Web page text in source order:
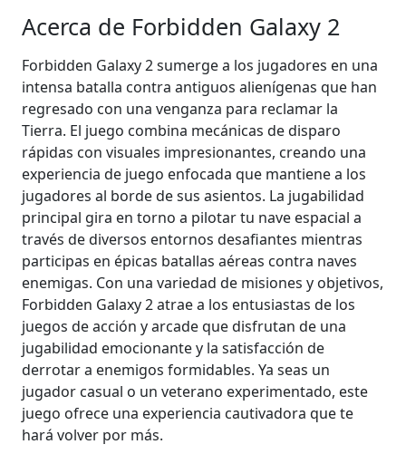
Acerca de Forbidden Galaxy 2
Forbidden Galaxy 2 sumerge a los jugadores en una
intensa batalla contra antiguos alienígenas que han
regresado con una venganza para reclamar la
Tierra. El juego combina mecánicas de disparo
rápidas con visuales impresionantes, creando una
experiencia de juego enfocada que mantiene a los
jugadores al borde de sus asientos. La jugabilidad
principal gira en torno a pilotar tu nave espacial a
través de diversos entornos desafiantes mientras
participas en épicas batallas aéreas contra naves
enemigas. Con una variedad de misiones y objetivos,
Forbidden Galaxy 2 atrae a los entusiastas de los
juegos de acción y arcade que disfrutan de una
jugabilidad emocionante y la satisfacción de
derrotar a enemigos formidables. Ya seas un
jugador casual o un veterano experimentado, este
juego ofrece una experiencia cautivadora que te
hará volver por más.